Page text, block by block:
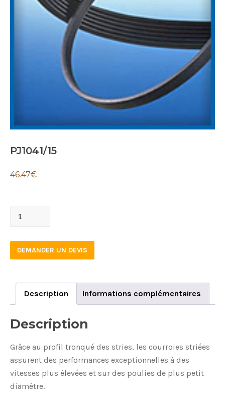
PJ1041/15
46.47€
PJ1041/15
DEMANDER UN DEVIS
Description Informations complémentaires
Description
Grâce au profil tronqué des stries, les courroies striées
assurent des performances exceptionnelles à des
vitesses plus élevées et sur des poulies de plus petit
diamètre.